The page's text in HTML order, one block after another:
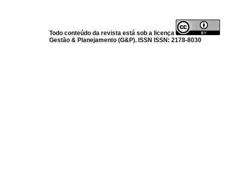
Todo conteúdo da revista está sob a licença
Gestão & Planejamento (G&P). ISSN ISSN: 2178-8030